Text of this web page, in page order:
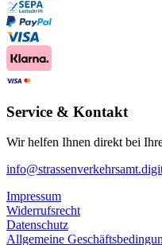
Service & Kontakt
Wir helfen Ihnen direkt bei
Impressum
Widerrufsrecht
Datenschutz
Allgemeine